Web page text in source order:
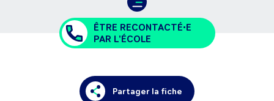
ÊTRE RECONTACTÉ•E
PAR L'ÉCOLE
Partager la fiche